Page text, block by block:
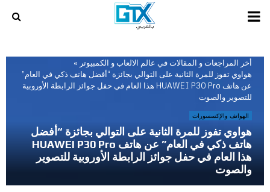
PRIMARY
أخر المراجعات و المقالات في عالم الالعاب و الكمبيوتر »
هواوي تفوز للمرة الثانية على التوالي بجائزة “أفضل هاتف ذكي في العام”
عن هاتف HUAWEI P30 Pro هذا العام في حفل جوائز الرابطة الأوروبية
للتصوير والصوت
الهواتف والإكسسورات
هواوي تفوز للمرة الثانية على التوالي بجائزة “أفضل
هاتف ذكي في العام” عن هاتف HUAWEI P30 Pro
هذا العام في حفل جوائز الرابطة الأوروبية للتصوير
والصوت